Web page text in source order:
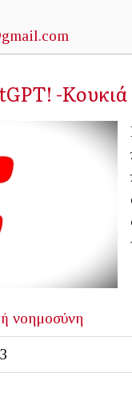
-
νοημοσύνη